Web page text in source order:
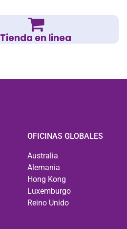
Tienda en linea
OFICINAS GLOBALES
Australia
Alemania
Hong Kong
Luxemburgo
Reino Unido